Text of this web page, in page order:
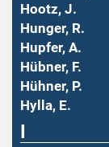
Hootz, J.
Hunger, R.
Hupfer, A.
Hübner, F.
Hühner, P.
Hylla, E.